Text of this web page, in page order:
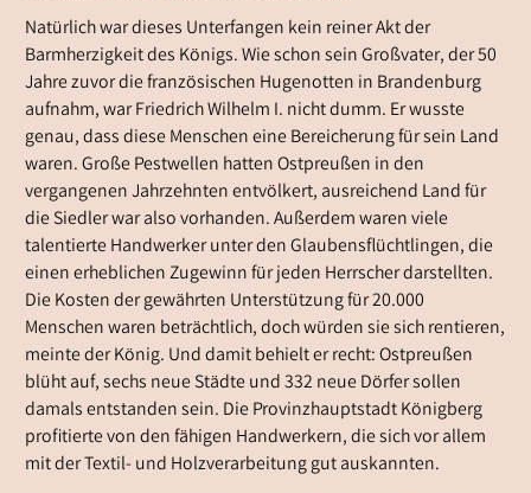
Natürlich war dieses Unterfangen kein reiner Akt der
Barmherzigkeit des Königs. Wie schon sein Großvater, der 50
Jahre zuvor die französischen Hugenotten in Brandenburg
aufnahm, war Friedrich Wilhelm I. nicht dumm. Er wusste
genau, dass diese Menschen eine Bereicherung für sein Land
waren. Große Pestwellen hatten Ostpreußen in den
vergangenen Jahrzehnten entvölkert, ausreichend Land für
die Siedler war also vorhanden. Außerdem waren viele
talentierte Handwerker unter den Glaubensflüchtlingen, die
einen erheblichen Zugewinn für jeden Herrscher darstellten.
Die Kosten der gewährten Unterstützung für 20.000
Menschen waren beträchtlich, doch würden sie sich rentieren,
meinte der König. Und damit behielt er recht: Ostpreußen
blüht auf, sechs neue Städte und 332 neue Dörfer sollen
damals entstanden sein. Die Provinzhauptstadt Königberg
profitierte von den fähigen Handwerkern, die sich vor allem
mit der Textil- und Holzverarbeitung gut auskannten.